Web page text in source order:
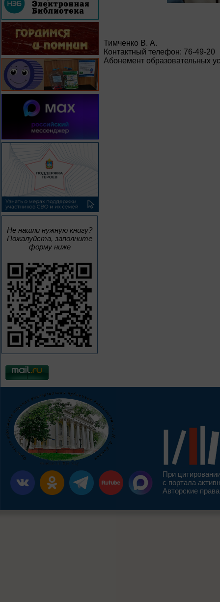
Не нашли нужную книгу?
Пожалуйста, заполните
форму ниже
Тимченко В. А.
Контактный телефон: 76-49-20
Абонемент образовательных
При
с портала
Авторские